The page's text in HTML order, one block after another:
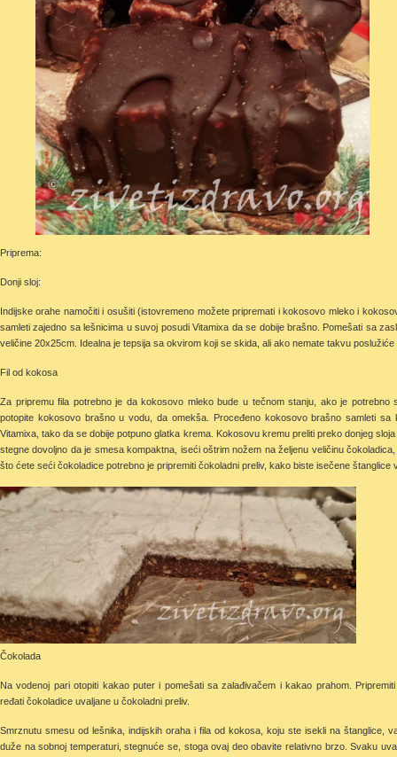
Priprema:
Donji sloj:
Indijske orahe namočiti i osušiti (istovremeno možete pripremati i kokosovo mleko i
samleti zajedno sa lešnicima u suvoj posudi Vitamixa da se dobije brašno. Pomešati sa
veličine 20x25cm. Idealna je tepsija sa okvirom koji se skida, ali ako nemate takvu
Fil od kokosa
Za pripremu fila potrebno je da kokosovo mleko bude u tečnom stanju, ako je
potopite kokosovo brašno u vodu, da omekša. Proceđeno kokosovo brašno samleti
Vitamixa, tako da se dobije potpuno glatka krema. Kokosovu kremu preliti preko donjeg
stegne dovoljno da je smesa kompaktna, iseći oštrim nožem na željenu veličinu
što ćete seći čokoladice potrebno je pripremiti čokoladni preliv, kako biste isečene štanglice
Čokolada
Na vodenoj pari otopiti kakao puter i pomešati sa zalađivačem i kakao prahom.
ređati čokoladice uvaljane u čokoladni preliv.
Smrznutu smesu od lešnika, indijskih oraha i fila od kokosa, koju ste isekli na štanglice,
duže na sobnoj temperaturi, stegnuće se, stoga ovaj deo obavite relativno brzo. Svaku